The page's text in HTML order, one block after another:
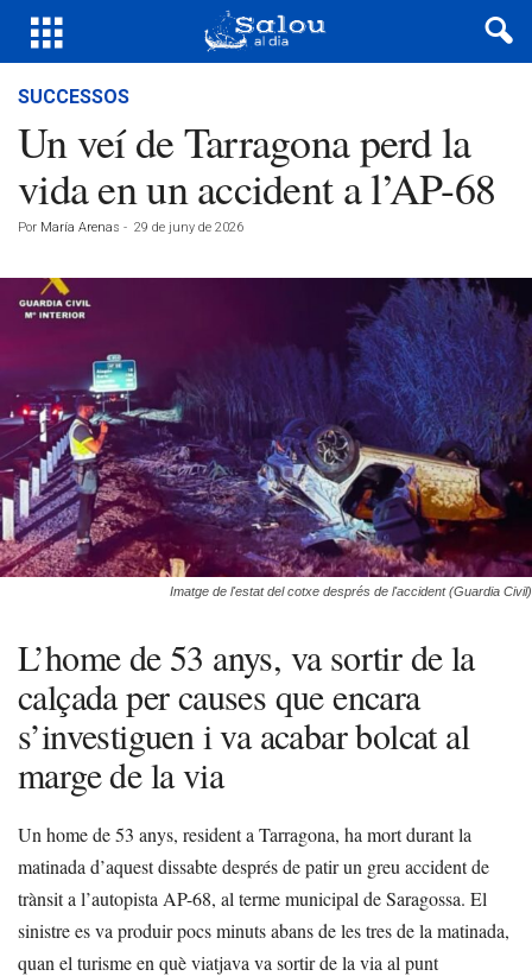
SUCCESSOS
Un veí de Tarragona perd la
vida en un accident a l’AP-68
Por María Arenas - 29 de juny de 2026
Imatge de l'estat del cotxe després de l'accident (Guardia Civil)
L’home de 53 anys, va sortir de la
calçada per causes que encara
s’investiguen i va acabar bolcat al
marge de la via
Un home de 53 anys, resident a Tarragona, ha mort durant la
matinada d’aquest dissabte després de patir un greu accident de
trànsit a l’autopista AP-68, al terme municipal de Saragossa. El
sinistre es va produir pocs minuts abans de les tres de la matinada,
quan el turisme en què viatjava va sortir de la via al punt